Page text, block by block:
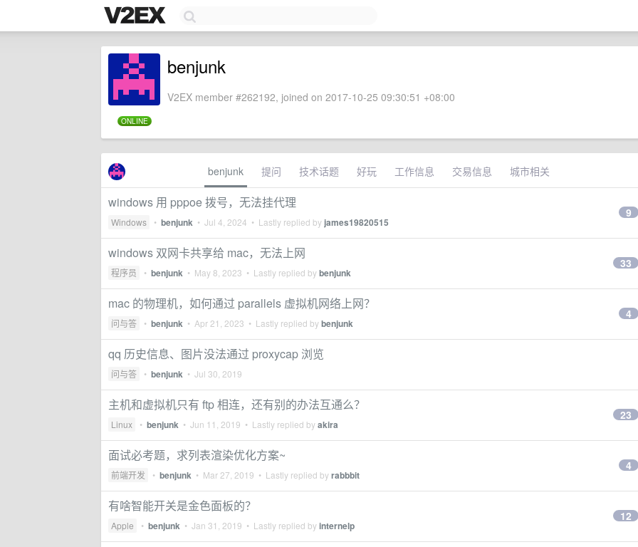
ONLINE
benjunk
V2EX member #262192, joined on 2017-10-25 09:30:51 +08:00
benjunk 提问 技术话题 好玩 工作信息 交易信息 城市相关
windows 用 pppoe 拨号，无法挂代理
Windows • benjunk • Jul 4, 2024 • Lastly replied by james19820515
9
windows 双网卡共享给 mac，无法上网
程序员 • benjunk • May 8, 2023 • Lastly replied bybenjunk
33
mac 的物理机，如何通过 parallels 虚拟机网络上网？
问与答 • benjunk • Apr 21, 2023 • Lastly replied bybenjunk
4
qq 历史信息、图片没法通过 proxycap 浏览
问与答 • benjunk • Jul 30, 2019
主机和虚拟机只有 ftp 相连，还有别的办法互通么？
Linux • benjunk • Jun 11, 2019 • Lastly replied byakira
23
面试必考题，求列表渲染优化方案~
前端开发 • benjunk • Mar 27, 2019 • Lastly replied byrabbbit
4
有啥智能开关是金色面板的？
Apple • benjunk • Jan 31, 2019 • Lastly replied byinternelp
12